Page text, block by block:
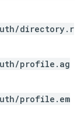
directory.r
profile.ag
profile.em